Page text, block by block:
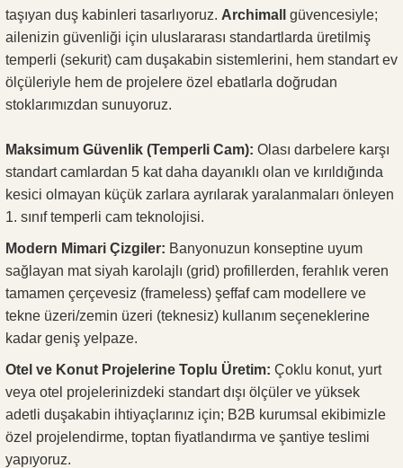
taşıyan duş kabinleri tasarlıyoruz. Archimall
güvencesiyle;
ailenizin güvenliği için uluslararası standartlarda üretilmiş
temperli (sekurit) cam duşakabin sistemlerini, hem standart ev
ölçüleriyle hem de projelere özel ebatlarla doğrudan
stoklarımızdan sunuyoruz.
Maksimum Güvenlik (Temperli Cam): Olası darbelere karşı
standart camlardan 5 kat daha dayanıklı olan ve kırıldığında
kesici olmayan küçük zarlara ayrılarak yaralanmaları önleyen
1. sınıf temperli cam teknolojisi.
Modern Mimari Çizgiler: Banyonuzun konseptine uyum
sağlayan mat siyah karolajlı (grid) profillerden, ferahlık veren
tamamen çerçevesiz (frameless) şeffaf cam modellere ve
tekne üzeri/zemin üzeri (teknesiz) kullanım seçeneklerine
kadar geniş yelpaze.
Otel ve Konut Projelerine Toplu Üretim: Çoklu konut, yurt
veya otel projelerinizdeki standart dışı ölçüler ve yüksek
adetli duşakabin ihtiyaçlarınız için; B2B kurumsal ekibimizle
özel projelendirme, toptan fiyatlandırma ve şantiye teslimi
yapıyoruz.